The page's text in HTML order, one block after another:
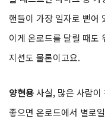
핸들이 가장 일자로 뻗어
이게 온로드를 달릴 때도
지션도 물론이고요.
양현용사실, 많은 사람이
좋으면 온로드에서 별로